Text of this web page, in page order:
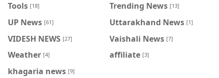
Tools [18] Trending News [13]
UP News [61] Uttarakhand News [1]
VIDESH NEWS [27] Vaishali News [7]
Weather [4] affiliate [3]
khagaria news [9]